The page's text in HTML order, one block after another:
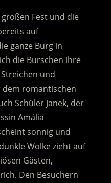
Fest und die
auf
ganze Burg in
die Burschen ihre
und
dem romantischen
Schüler Janek, der
Amália
sonnig und
Wolke zieht auf
Gästen,
Den Besuchern